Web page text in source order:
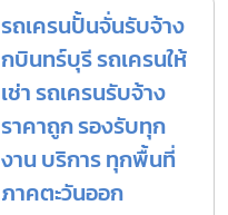
รถเครนปั้นจั่นรับจ้าง
กบินทร์บุรี รถเครนให้
เช่า รถเครนรับจ้าง
ราคาถูก รองรับทุก
งาน บริการ ทุกพื้นที่
ภาคตะวันออก